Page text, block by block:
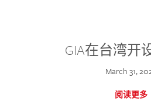
GIA在台湾开
March 31,
阅读更多